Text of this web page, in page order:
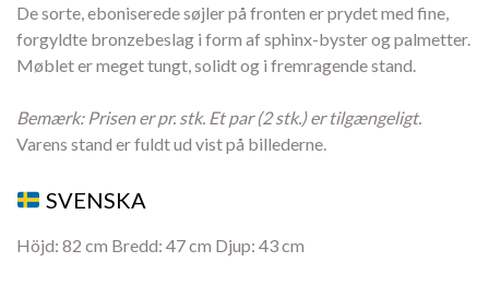
De sorte, eboniserede søjler på fronten er prydet med fine,
forgyldte bronzebeslag i form af sphinx-byster og palmetter.
Møblet er meget tungt, solidt og i fremragende stand.
Bemærk: Prisen er pr. stk. Et par (2 stk.) er tilgængeligt.
Varens stand er fuldt ud vist på billederne.
SVENSKA
Höjd: 82 cm Bredd: 47 cm Djup: 43 cm